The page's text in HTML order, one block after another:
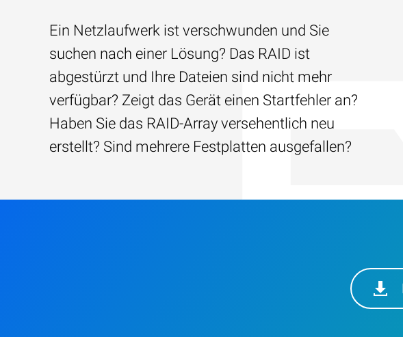
Ein Netzlaufwerk ist verschwunden und Sie
suchen nach einer Lösung? Das RAID ist
abgestürzt und Ihre Dateien sind nicht mehr
verfügbar? Zeigt das Gerät einen Startfehler an?
Haben Sie das RAID-Array versehentlich neu
erstellt? Sind mehrere Festplatten ausgefallen?